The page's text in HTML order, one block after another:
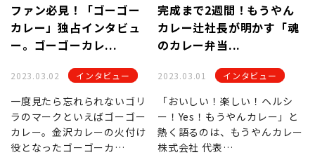
ファン必見！「ゴーゴー
カレー」独占インタビュ
ー。ゴーゴーカレ...
2023.03.02 インタビュー
一度見たら忘れられないゴリ
ラのマークといえばゴーゴー
カレー。金沢カレーの火付け
役となったゴーゴーカ…
完成まで2週間！もうやん
カレー辻社長が明かす「魂
のカレー弁当...
2023.03.01 インタビュー
「おいしい！楽しい！ヘルシ
ー！Yes！もうやんカレー」と
熱く語るのは、もうやんカレー
株式会社 代表…